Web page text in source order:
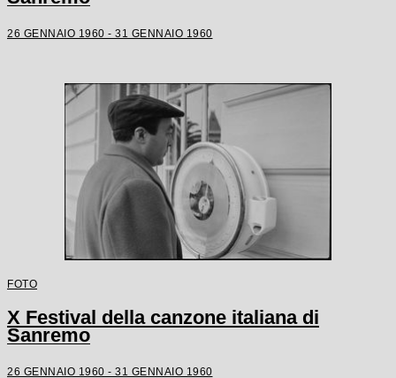
26 GENNAIO 1960 - 31 GENNAIO 1960
FOTO
X Festival della canzone italiana di
Sanremo
26 GENNAIO 1960 - 31 GENNAIO 1960